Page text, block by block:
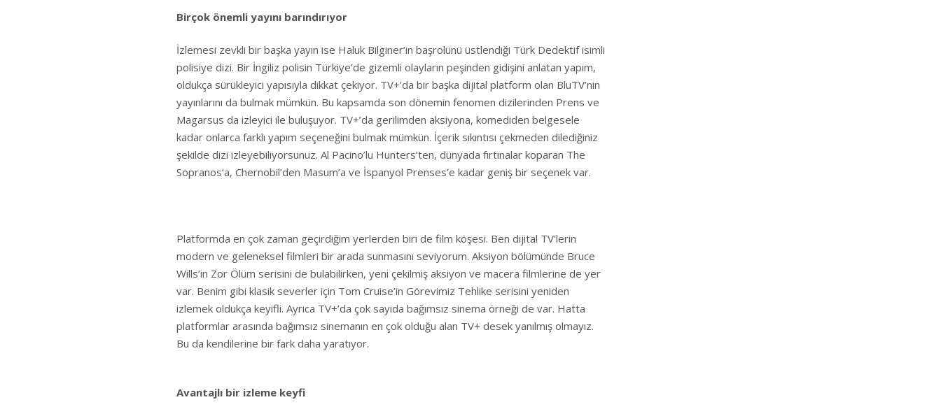
Birçok önemli yayını barındırıyor
İzlemesi zevkli bir başka yayın ise Haluk Bilginer’in başrolünü üstlendiği Türk Dedektif isimli
polisiye dizi. Bir İngiliz polisin Türkiye’de gizemli olayların peşinden gidişini anlatan yapım,
oldukça sürükleyici yapısıyla dikkat çekiyor. TV+’da bir başka dijital platform olan BluTV’nin
yayınlarını da bulmak mümkün. Bu kapsamda son dönemin fenomen dizilerinden Prens ve
Magarsus da izleyici ile buluşuyor. TV+’da gerilimden aksiyona, komediden belgesele
kadar onlarca farklı yapım seçeneğini bulmak mümkün. İçerik sıkıntısı çekmeden dilediğiniz
şekilde dizi izleyebiliyorsunuz. Al Pacino’lu Hunters’ten, dünyada fırtınalar koparan The
Sopranos’a, Chernobil’den Masum’a ve İspanyol Prenses’e kadar geniş bir seçenek var.
Platformda en çok zaman geçirdiğim yerlerden biri de film köşesi. Ben dijital TV’lerin
modern ve geleneksel filmleri bir arada sunmasını seviyorum. Aksiyon bölümünde Bruce
Wills’in Zor Ölüm serisini de bulabilirken, yeni çekilmiş aksiyon ve macera filmlerine de yer
var. Benim gibi klasik severler için Tom Cruise’in Görevimiz Tehlike serisini yeniden
izlemek oldukça keyifli. Ayrıca TV+’da çok sayıda bağımsız sinema örneği de var. Hatta
platformlar arasında bağımsız sinemanın en çok olduğu alan TV+ desek yanılmış olmayız.
Bu da kendilerine bir fark daha yaratıyor.
Avantajlı bir izleme keyfi